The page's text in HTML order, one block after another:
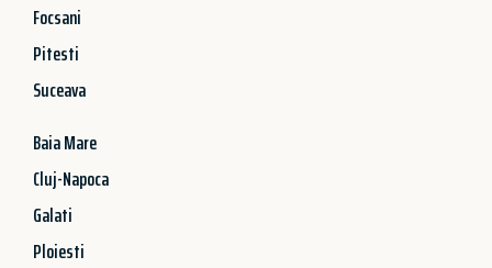
Focsani
Pitesti
Suceava
Baia Mare
Cluj-Napoca
Galati
Ploiesti